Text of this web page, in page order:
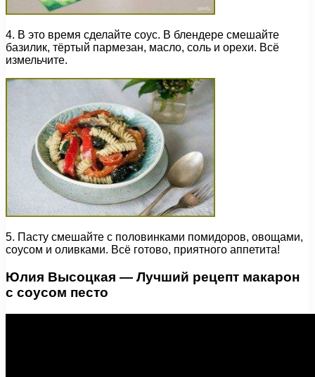
4. В это время сделайте соус. В блендере смешайте
базилик, тёртый пармезан, масло, соль и орехи. Всё
измельчите.
5. Пасту смешайте с половинками помидоров, овощами,
соусом и оливками. Всё готово, приятного аппетита!
Юлия Высоцкая — Лучший рецепт макарон
с соусом песто